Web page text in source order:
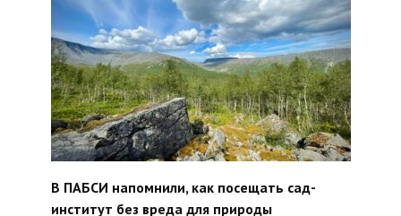
В ПАБСИ напомнили, как посещать сад-
институт без вреда для природы